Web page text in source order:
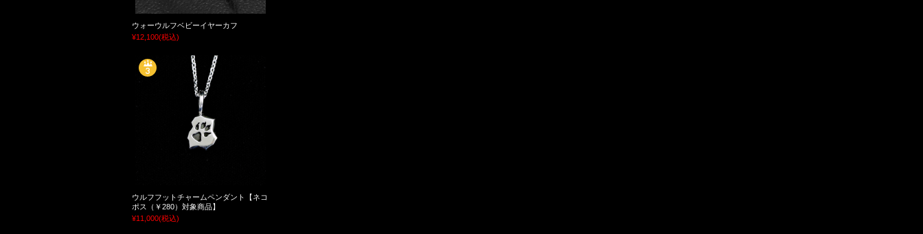
ウォーウルフベビーイヤーカフ
¥12,100(税込)
ウルフフットチャームペンダント【ネコ
ポス（￥280）対象商品】
¥11,000(税込)